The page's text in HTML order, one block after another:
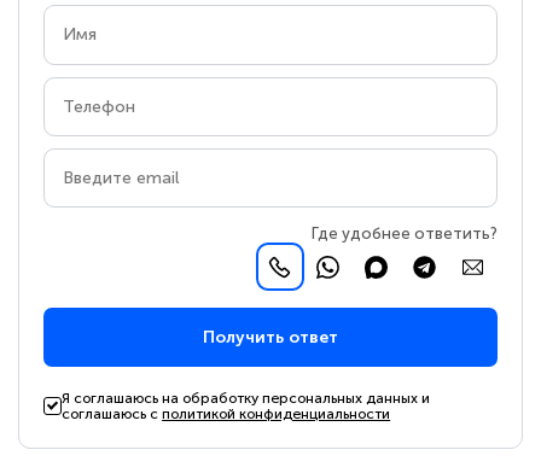
Где удобнее ответить?
Получить ответ
Я соглашаюсь на обработку персональных данных и
соглашаюсь сполитикой конфиденциальности